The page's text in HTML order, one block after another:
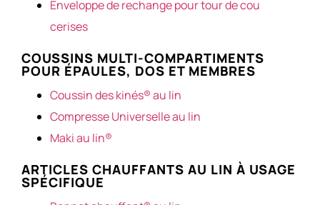
Enveloppe de rechange pour tour de cou
cerises
COUSSINS MULTI-COMPARTIMENTS
POUR ÉPAULES, DOS ET MEMBRES
Coussin des kinés® au lin
Compresse Universelle au lin
Maki au lin®
ARTICLES CHAUFFANTS AU LIN À USAGE
SPÉCIFIQUE